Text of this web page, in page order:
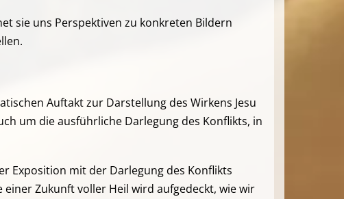
sie uns Perspektiven zu konkreten Bildern
Auftakt zur Darstellung des Wirkens Jesu
um die ausführliche Darlegung des Konflikts, in
Exposition mit der Darlegung des Konflikts
Zukunft voller Heil wird aufgedeckt, wie wir